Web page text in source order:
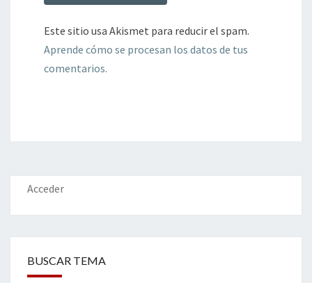
Este sitio usa Akismet para reducir el spam.
Aprende cómo se procesan los datos de tus
comentarios.
Acceder
BUSCAR TEMA